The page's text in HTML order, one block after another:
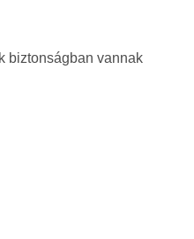
biztonságban vannak